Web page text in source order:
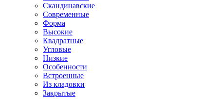
Скандинавские
Современные
Форма
Высокие
Квадратные
Угловые
Низкие
Особенности
Встроенные
Из кладовки
Закрытые